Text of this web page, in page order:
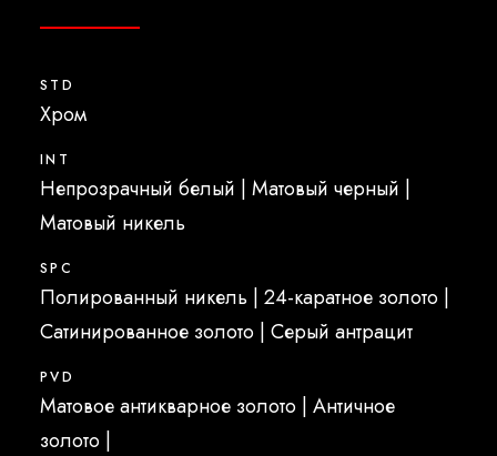
STD
Xром
INT
Непрозрачный белый | Матовый черный |
Матовый никель
SPC
Полированный никель | 24-каратное золото |
Сатинированное золото | Серый антрацит
PVD
Матовое антикварное золото | Античное
золото |